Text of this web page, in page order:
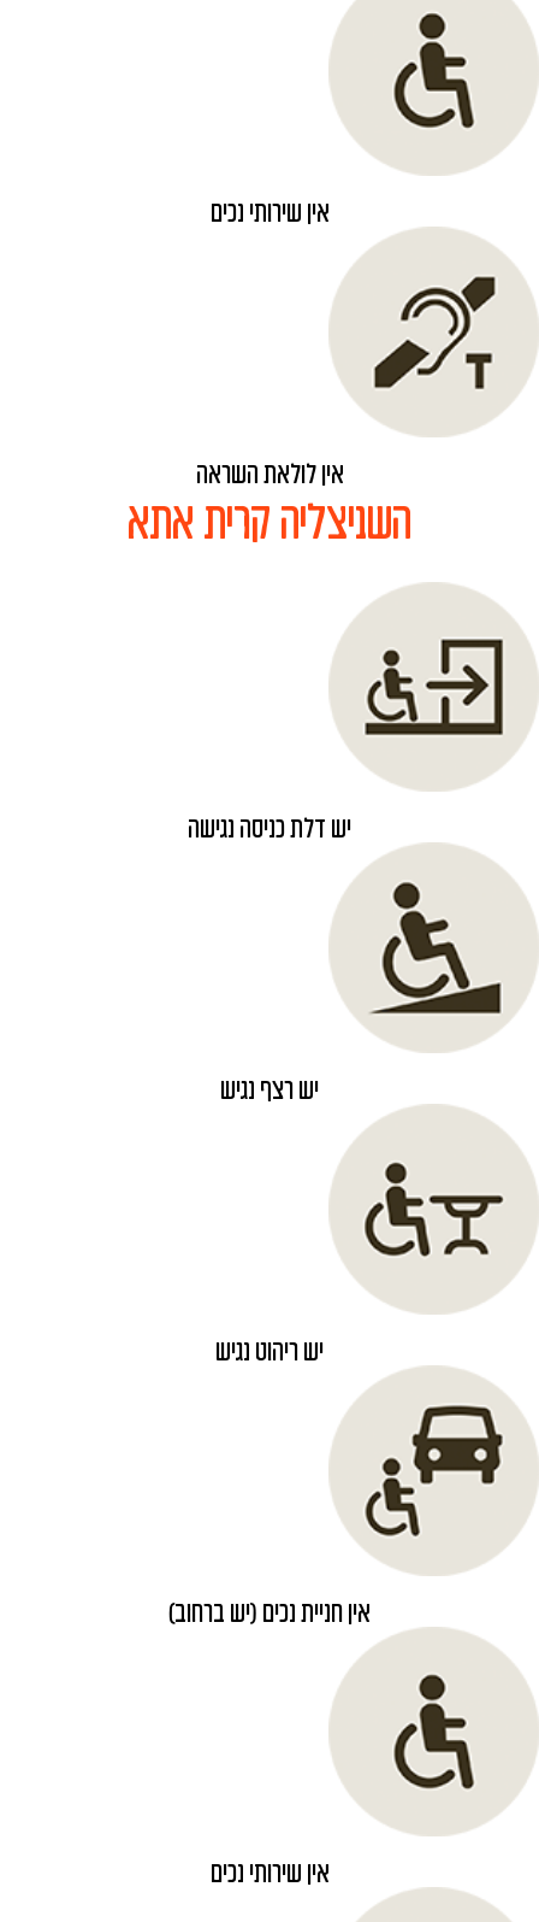
אין שירותי נכים
אין לולאת השראה
השניצליה קרית אתא
יש דלת כניסה נגישה
יש רצף נגיש
יש ריהוט נגיש
אין חניית נכים (יש ברחוב)
אין שירותי נכים